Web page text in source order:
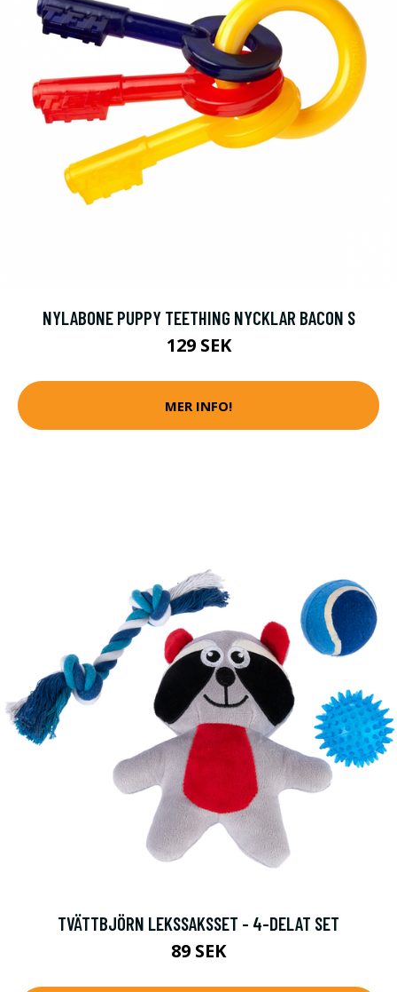
NYLABONE PUPPY TEETHING NYCKLAR BACON S
129 SEK
MER INFO!
TVÄTTBJÖRN LEKSSAKSSET - 4-DELAT SET
89 SEK